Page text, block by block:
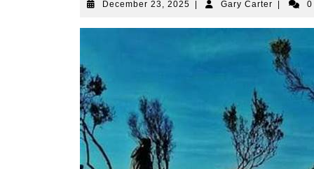
December 23, 2025 December
2025
Gary Carter Gary
0